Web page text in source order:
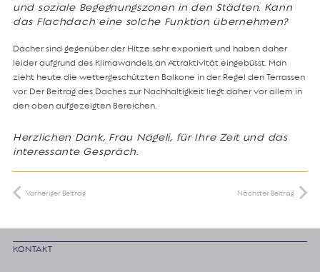
und soziale Begegnungszonen in den Städten. Kann
das Flachdach eine solche Funktion übernehmen?
Dächer sind gegenüber der Hitze sehr exponiert und haben daher
leider aufgrund des Klimawandels an Attraktivität eingebüsst. Man
zieht heute die wettergeschützten Balkone in der Regel den Terrassen
vor. Der Beitrag des Daches zur Nachhaltigkeit liegt daher vor allem in
den oben aufgezeigten Bereichen.
Herzlichen Dank, Frau Nägeli, für Ihre Zeit und das
interessante Gespräch.
Vorheriger Beitrag Nächster Beitrag
KONTAKT